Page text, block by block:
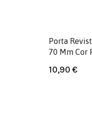
Porta
70 Mm Cor
10,90 €